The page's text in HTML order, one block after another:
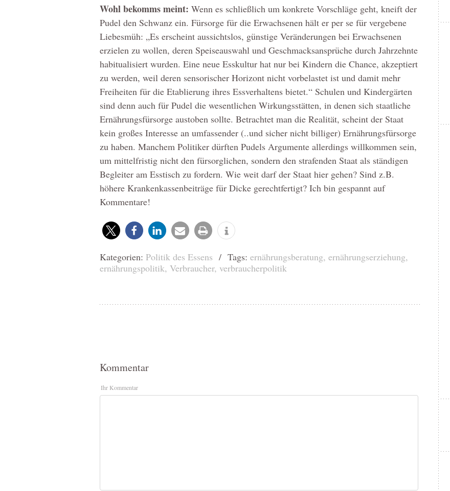
Wohl bekomms meint: Wenn es schließlich um konkrete Vorschläge geht, kneift der
Pudel den Schwanz ein. Fürsorge für die Erwachsenen hält er per se für vergebene
Liebesmüh: „Es erscheint aussichtslos, günstige Veränderungen bei Erwachsenen
erzielen zu wollen, deren Speiseauswahl und Geschmacksansprüche durch Jahrzehnte
habitualisiert wurden. Eine neue Esskultur hat nur bei Kindern die Chance, akzeptiert
zu werden, weil deren sensorischer Horizont nicht vorbelastet ist und damit mehr
Freiheiten für die Etablierung ihres Essverhaltens bietet.“ Schulen und Kindergärten
sind denn auch für Pudel die wesentlichen Wirkungsstätten, in denen sich staatliche
Ernährungsfürsorge austoben sollte. Betrachtet man die Realität, scheint der Staat
kein großes Interesse an umfassender (..und sicher nicht billiger) Ernährungsfürsorge
zu haben. Manchem Politiker dürften Pudels Argumente allerdings willkommen sein,
um mittelfristig nicht den fürsorglichen, sondern den strafenden Staat als ständigen
Begleiter am Esstisch zu fordern. Wie weit darf der Staat hier gehen? Sind z.B.
höhere Krankenkassenbeiträge für Dicke gerechtfertigt? Ich bin gespannt auf
Kommentare!
Kategorien: Politik des Essens / Tags: ernährungsberatung, ernährungserziehung,
ernährungspolitik, Verbraucher, verbraucherpolitik
Kommentar
Ihr Kommentar